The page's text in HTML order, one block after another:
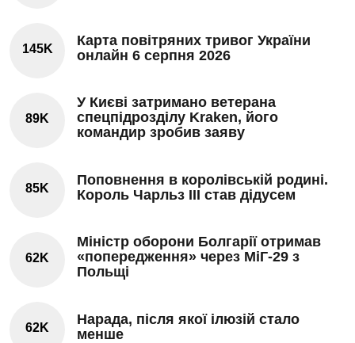
145K
Карта повітряних тривог України
онлайн 6 серпня 2026
89K
У Києві затримано ветерана
спецпідрозділу Kraken, його
командир зробив заяву
85K
Поповнення в королівській родині.
Король Чарльз III став дідусем
62K
Міністр оборони Болгарії отримав
«попередження» через МіГ-29 з
Польщі
62K
Нарада, після якої ілюзій стало
менше